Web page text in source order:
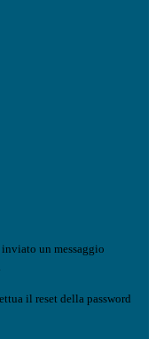
inviato un messaggio
il reset della password